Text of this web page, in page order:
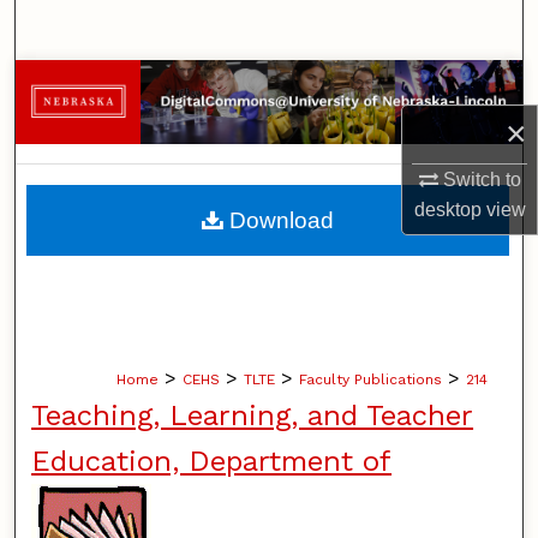
×
Switch to
desktopview
Browse Collections
My Account
About
Home > CEHS > TLTE > Faculty Publications > 214
Teaching, Learning, and Teacher
Education, Department of
Download